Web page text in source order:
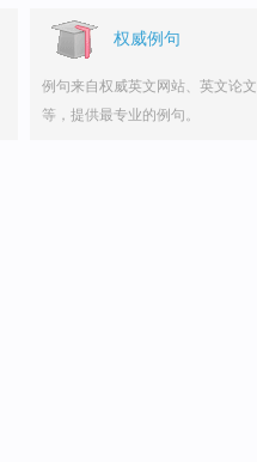
权威例句
例句来自权威英文网站、英文论文
等，提供最专业的例句。